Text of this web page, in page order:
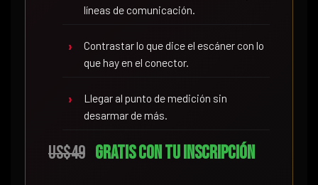
líneas de comunicación.
Contrastar lo que dice el escáner con lo
que hay en el conector.
Llegar al punto de medición sin
desarmar de más.
US$49 Gratis con tu inscripción